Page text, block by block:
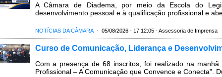
A Câmara de Diadema, por meio da Escola do
desenvolvimento pessoal e à qualificação profissional e
NOTÍCIAS DA CÂMARA- 05/08/2026 - 17:12:05 - Assessoria de Imprensa
Curso de Comunicação, Liderança e
Com a presença de 68 inscritos, foi realizado na
Profissional – A Comunicação que Convence e Conecta".